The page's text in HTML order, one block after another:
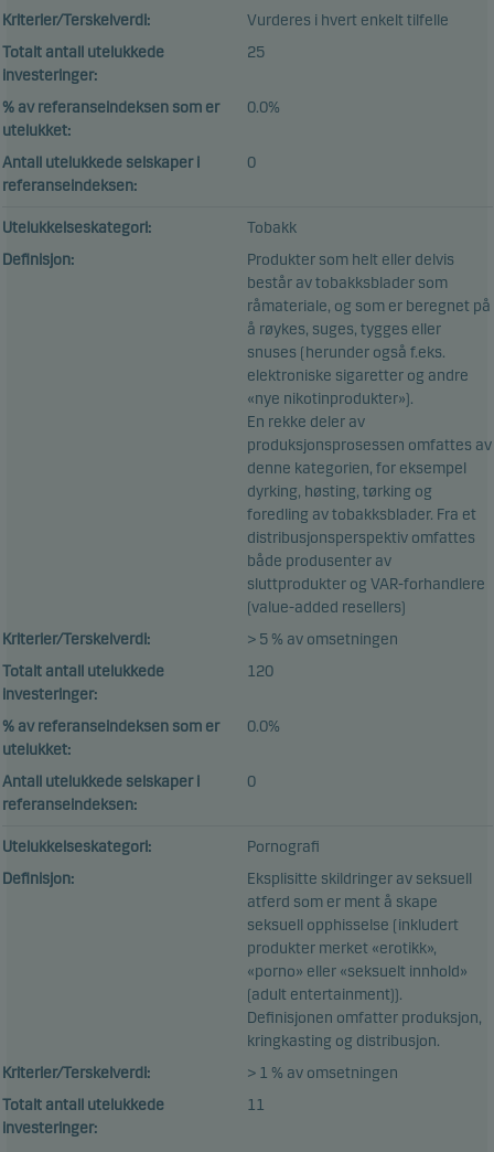
Kriterier/Terskelverdi:
Vurderes i hvert enkelt tilfelle
Totalt antall utelukkede
investeringer:
25
% av referanseindeksen som er
utelukket:
0.0%
Antall utelukkede selskaper i
referanseindeksen:
0
Utelukkelseskategori:
Tobakk
Definisjon:
Produkter som helt eller delvis
består av tobakksblader som
råmateriale, og som er beregnet på
å røykes, suges, tygges eller
snuses (herunder også f.eks.
elektroniske sigaretter og andre
«nye nikotinprodukter»).
En rekke deler av
produksjonsprosessen omfattes av
denne kategorien, for eksempel
dyrking, høsting, tørking og
foredling av tobakksblader. Fra et
distribusjonsperspektiv omfattes
både produsenter av
sluttprodukter og VAR-forhandlere
(value-added resellers)
Kriterier/Terskelverdi:
> 5 % av omsetningen
Totalt antall utelukkede
investeringer:
120
% av referanseindeksen som er
utelukket:
0.0%
Antall utelukkede selskaper i
referanseindeksen:
0
Utelukkelseskategori:
Pornografi
Definisjon:
Eksplisitte skildringer av seksuell
atferd som er ment å skape
seksuell opphisselse (inkludert
produkter merket «erotikk»,
«porno» eller «seksuelt innhold»
(adult entertainment)).
Definisjonen omfatter produksjon,
kringkasting og distribusjon.
Kriterier/Terskelverdi:
> 1 % av omsetningen
Totalt antall utelukkede
investeringer:
11